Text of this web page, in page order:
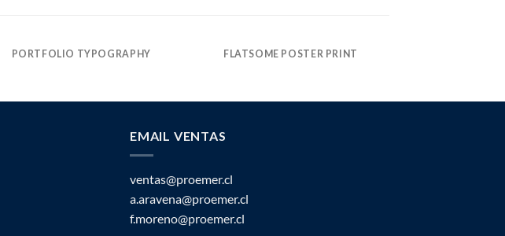
PORTFOLIO TYPOGRAPHY FLATSOME POSTER PRINT
EMAIL VENTAS
ventas@proemer.cl
a.aravena@proemer.cl
f.moreno@proemer.cl